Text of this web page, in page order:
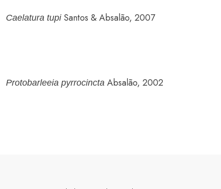
Caelatura tupiSantos & Absalão, 2007
Protobarleeia pyrrocincta Absalão, 2002